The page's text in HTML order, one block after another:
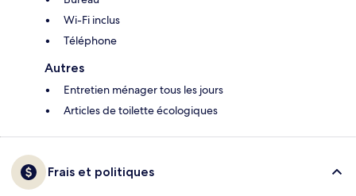
Wi-Fi inclus
Téléphone
Autres
Entretien ménager tous les jours
Articles de toilette écologiques
Frais et politiques